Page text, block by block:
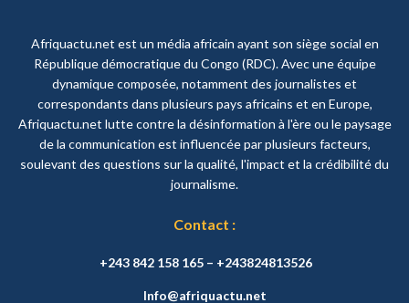
Afriquactu.net est un média africain ayant son siège social en
République démocratique du Congo (RDC). Avec une équipe
dynamique composée, notamment des journalistes et
correspondants dans plusieurs pays africains et en Europe,
Afriquactu.net lutte contre la désinformation à l'ère ou le paysage
de la communication est influencée par plusieurs facteurs,
soulevant des questions sur la qualité, l'impact et la crédibilité du
journalisme.
Contact :
+243 842 158 165 – +243824813526
Info@afriquactu.net